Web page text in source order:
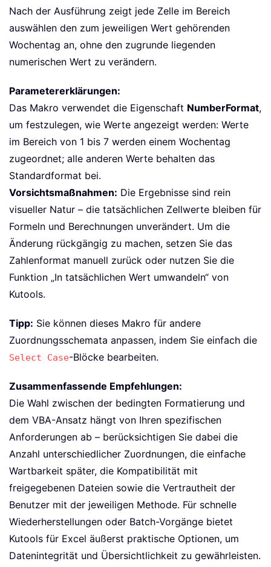
Nach der Ausführung zeigt jede Zelle im Bereich
auswählen den zum jeweiligen Wert gehörenden
Wochentag an, ohne den zugrunde liegenden
numerischen Wert zu verändern.
Parametererklärungen:
Das Makro verwendet die Eigenschaft NumberFormat,
um festzulegen, wie Werte angezeigt werden: Werte
im Bereich von 1 bis 7 werden einem Wochentag
zugeordnet; alle anderen Werte behalten das
Standardformat bei.
Vorsichtsmaßnahmen: Die Ergebnisse sind rein
visueller Natur – die tatsächlichen Zellwerte bleiben für
Formeln und Berechnungen unverändert. Um die
Änderung rückgängig zu machen, setzen Sie das
Zahlenformat manuell zurück oder nutzen Sie die
Funktion „In tatsächlichen Wert umwandeln“ von
Kutools.
Tipp: Sie können dieses Makro für andere
Zuordnungsschemata anpassen, indem Sie einfach die
Select Case-Blöcke bearbeiten.
Zusammenfassende Empfehlungen:
Die Wahl zwischen der bedingten Formatierung und
dem VBA-Ansatz hängt von Ihren spezifischen
Anforderungen ab – berücksichtigen Sie dabei die
Anzahl unterschiedlicher Zuordnungen, die einfache
Wartbarkeit später, die Kompatibilität mit
freigegebenen Dateien sowie die Vertrautheit der
Benutzer mit der jeweiligen Methode. Für schnelle
Wiederherstellungen oder Batch-Vorgänge bietet
Kutools für Excel äußerst praktische Optionen, um
Datenintegrität und Übersichtlichkeit zu gewährleisten.